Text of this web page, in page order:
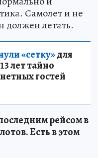
Самолет и не
должен летать.
«сетку»для
лет тайно
гостей
рейсом в
Есть в этом